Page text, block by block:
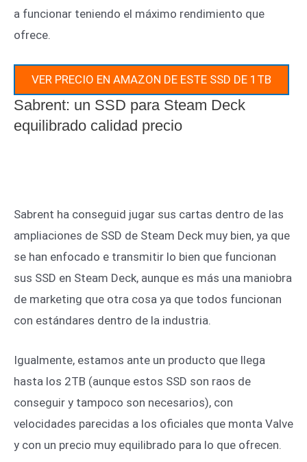
a funcionar teniendo el máximo rendimiento que
ofrece.
VER PRECIO EN AMAZON DE ESTE SSD DE 1TB
Sabrent: un SSD para Steam Deck
equilibrado calidad precio
Sabrent ha conseguid jugar sus cartas dentro de las
ampliaciones de SSD de Steam Deck muy bien, ya que
se han enfocado e transmitir lo bien que funcionan
sus SSD en Steam Deck, aunque es más una maniobra
de marketing que otra cosa ya que todos funcionan
con estándares dentro de la industria.
Igualmente, estamos ante un producto que llega
hasta los 2TB (aunque estos SSD son raos de
conseguir y tampoco son necesarios), con
velocidades parecidas a los oficiales que monta Valve
y con un precio muy equilibrado para lo que ofrecen.